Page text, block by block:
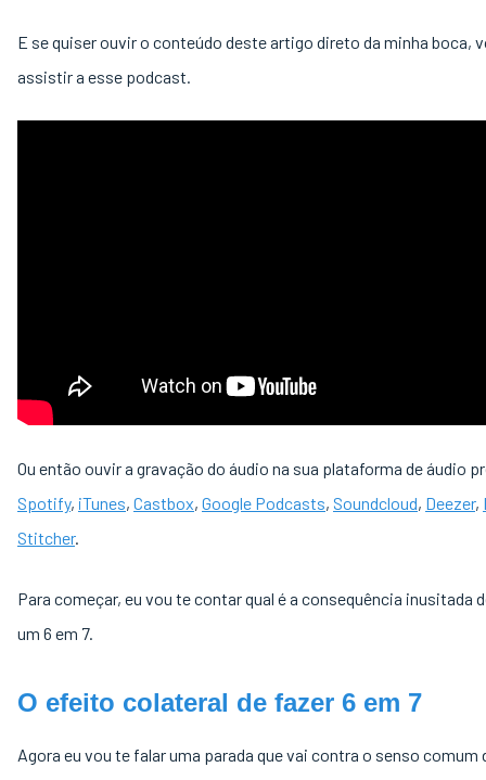
E se quiser ouvir o conteúdo deste artigo direto da minha boca,
assistir a esse podcast.
Ou então ouvir a gravação do áudio na sua plataforma de áudio
Spotify, iTunes, Castbox, Google Podcasts, Soundcloud, Deezer,
Stitcher.
Para começar, eu vou te contar qual é a consequência inusitada
um 6 em 7.
O efeito colateral de fazer 6 em 7
Agora eu vou te falar uma parada que vai contra o senso comum